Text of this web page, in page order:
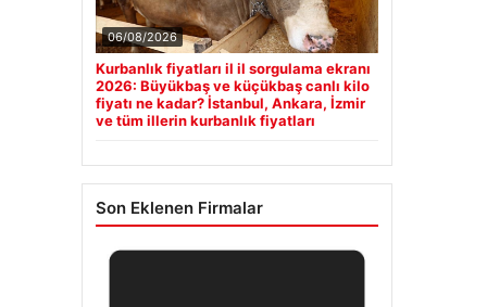
06/08/2026
Kurbanlık fiyatları il il sorgulama ekranı
2026: Büyükbaş ve küçükbaş canlı kilo
fiyatı ne kadar? İstanbul, Ankara, İzmir
ve tüm illerin kurbanlık fiyatları
Son Eklenen Firmalar